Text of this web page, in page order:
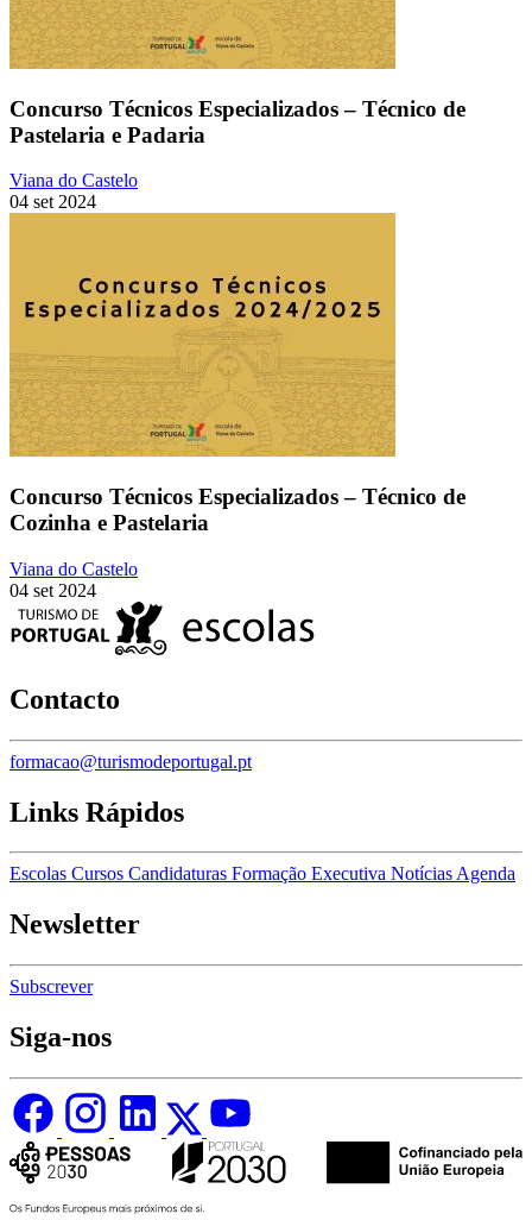
Concurso Técnicos Especializados – Técnico de
Pastelaria e Padaria
Viana do Castelo
04 set 2024
Concurso Técnicos Especializados – Técnico de
Cozinha e Pastelaria
Viana do Castelo
04 set 2024
Contacto
formacao@turismodeportugal.pt
Links Rápidos
Escolas Cursos Candidaturas Formação Executiva NotíciasAgenda
Newsletter
Subscrever
Siga-nos